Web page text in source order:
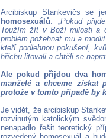
Arcibiskup Stankevičs se
homosexuálů: „Pokud
Toužím žít v Boží milosti a
problém požehnat mu a
kteří podlehnou pokušení,
hříchu litovali a chtěli se
Ale pokud přijdou dva
manželé a chceme získat
protože v tomto případě by
Je vidět, že arcibiskup
rozvinutým katolickým
nenapadlo řešit teoretický